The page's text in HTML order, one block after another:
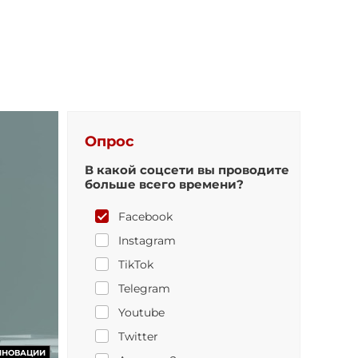
Опрос
В какой соцсети вы проводите
больше всего времени?
Facebook
Instagram
TikTok
Telegram
Youtube
Twitter